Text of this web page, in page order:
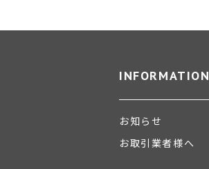
INFORMATION
お知らせ
お取引業者様へ